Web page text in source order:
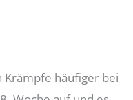
Krämpfe häufiger bei